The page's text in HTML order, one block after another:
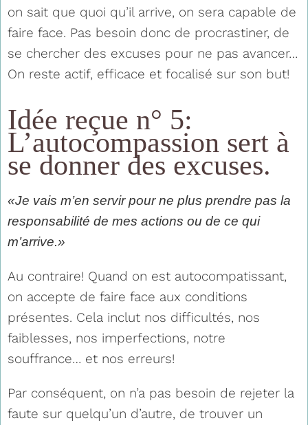
on sait que quoi qu’il arrive, on sera capable de
faire face. Pas besoin donc de procrastiner, de
se chercher des excuses pour ne pas avancer…
On reste actif, efficace et focalisé sur son but!
Idée reçue n° 5:
L’autocompassion sert à
se donner des excuses.
«Je vais m’en servir pour ne plus prendre pas la
responsabilité de mes actions ou de ce qui
m’arrive.»
Au contraire! Quand on est autocompatissant,
on accepte de faire face aux conditions
présentes. Cela inclut nos difficultés, nos
faiblesses, nos imperfections, notre
souffrance… et nos erreurs!
Par conséquent, on n’a pas besoin de rejeter la
faute sur quelqu’un d’autre, de trouver un